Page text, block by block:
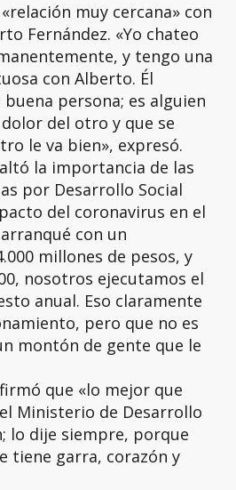
muy cercana» con
Fernández. «Yo chateo
y tengo una
con Alberto. Él
persona; es alguien
del otro y que se
le va bien», expresó.
la importancia de las
por Desarrollo Social
del coronavirus en el
con un
millones de pesos, y
nosotros ejecutamos el
anual. Eso claramente
pero que no es
montón de gente que le
que «lo mejor que
Ministerio de Desarrollo
lo dije siempre, porque
tiene garra, corazón y